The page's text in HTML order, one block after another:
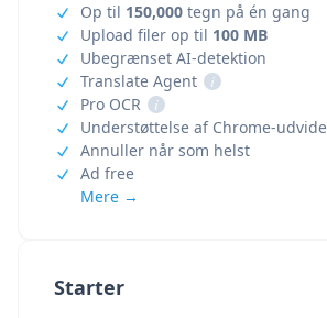
Starter
Op til 150,000 tegn på én gang
Upload filer op til 100 MB
Ubegrænset AI-detektion
Translate Agent
i
Pro OCR
i
Understøttelse af Chrome-
Annuller når som helst
Ad free
Mere →